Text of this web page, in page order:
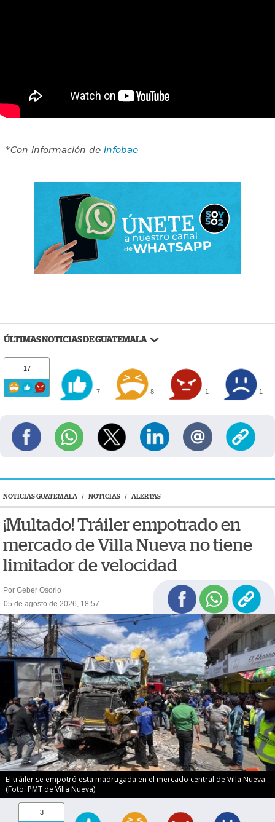
*Con información de Infobae
ÚLTIMAS NOTICIAS DE GUATEMALA
17
7 8 1 1
NOTICIAS GUATEMALA / NOTICIAS / ALERTAS
¡Multado! Tráiler empotrado en
mercado de Villa Nueva no tiene
limitador de velocidad
Por Geber Osorio
05 de agosto de 2026, 18:57
El tráiler se empotró esta madrugada en el mercado central de Villa Nueva.
(Foto: PMT de Villa Nueva)
3